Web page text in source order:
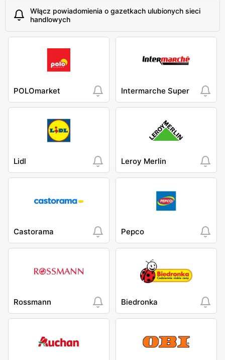
Włącz powiadomienia o gazetkach ulubionych sieci
handlowych
POLOmarket Intermarche Super
Lidl Leroy Merlin
Castorama Pepco
Rossmann Biedronka